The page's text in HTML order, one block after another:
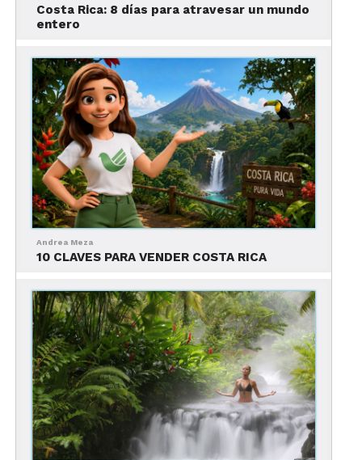
Centro : la zona central de la ciudad te espera con
actividad constante, excelente conectividad, vida
nocturna y atracciones como el Teatro Nacional, el
Museo del Jade, el Museo del Oro y el Museo
Costa Rica: 8 días para atravesar un mundo
entero
Andrea Meza
10 CLAVES PARA VENDER COSTA RICA